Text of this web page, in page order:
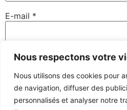
Nous respectons votre
Nous utilisons des cookies pour
de navigation, diffuser des
personnalisés et analyser notre
E-mail *
Site web
Enregistrer mon nom, mon e-